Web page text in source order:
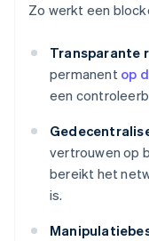
Zo werkt een
Transparante
permanent op
een
vertrouwen op
bereikt het
is.